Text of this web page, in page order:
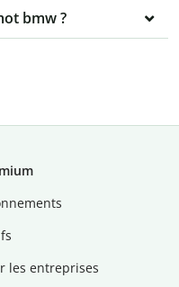
bmw ?
les entreprises